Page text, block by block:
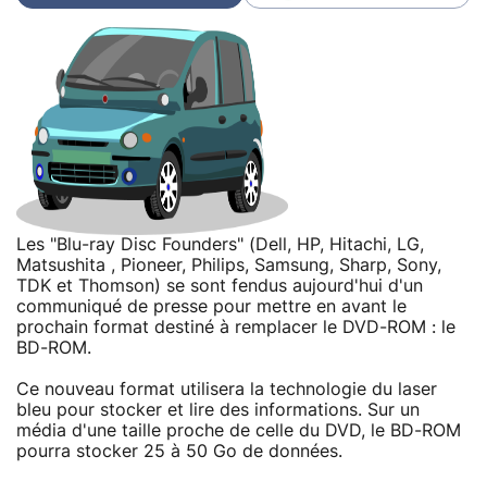
Les "Blu-ray Disc Founders" (Dell, HP, Hitachi, LG,
Matsushita , Pioneer, Philips, Samsung, Sharp, Sony,
TDK et Thomson) se sont fendus aujourd'hui d'un
communiqué de presse pour mettre en avant le
prochain format destiné à remplacer le DVD-ROM : le
BD-ROM.
Ce nouveau format utilisera la technologie du laser
bleu pour stocker et lire des informations. Sur un
média d'une taille proche de celle du DVD, le BD-ROM
pourra stocker 25 à 50 Go de données.